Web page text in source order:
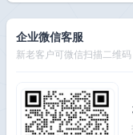
企业微信客服
新老客户可微信扫描二维码